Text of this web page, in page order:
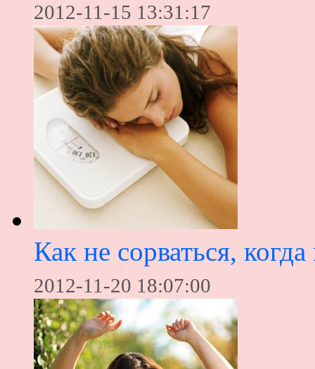
2012-11-15 13:31:17
Как не сорваться, когда
2012-11-20 18:07:00